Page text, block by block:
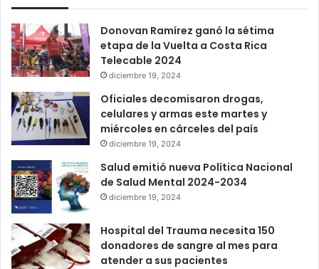
Donovan Ramírez ganó la sétima
etapa de la Vuelta a Costa Rica
Telecable 2024
diciembre 19, 2024
Oficiales decomisaron drogas,
celulares y armas este martes y
miércoles en cárceles del país
diciembre 19, 2024
Salud emitió nueva Política Nacional
de Salud Mental 2024-2034
diciembre 19, 2024
Hospital del Trauma necesita 150
donadores de sangre al mes para
atender a sus pacientes